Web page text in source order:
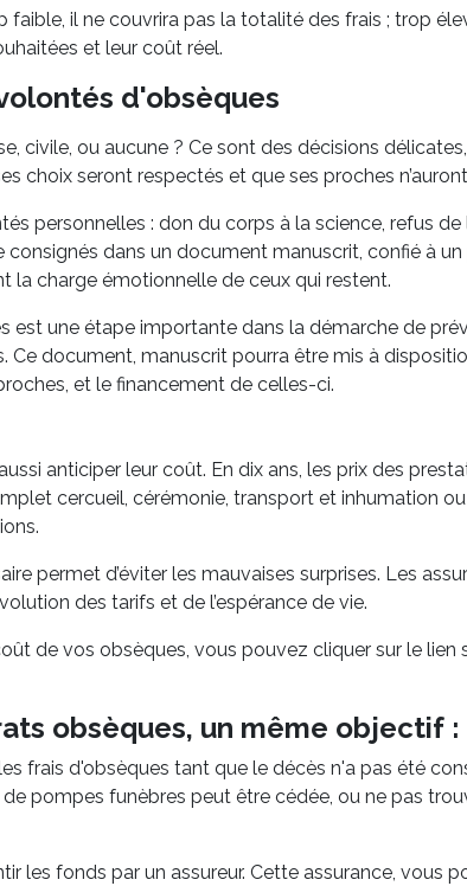
faible, il ne couvrira pas la totalité des frais ; trop
et leur coût réel.
d'obsèques
civile, ou aucune ? Ce sont des décisions
choix seront respectés et que ses proches
personnelles : don du corps à la science, refus
consignés dans un document manuscrit, confié à
la charge émotionnelle de ceux qui restent.
est une étape importante dans la démarche de
document, manuscrit pourra être mis à
et le financement de celles-ci.
anticiper leur coût. En dix ans, les prix des
cercueil, cérémonie, transport et inhumation
permet d’éviter les mauvaises surprises. Les
des tarifs et de l’espérance de vie.
de vos obsèques, vous pouvez cliquer sur le lien
obsèques, un même objectif
frais d'obsèques tant que le décès n'a pas été
pompes funèbres peut être cédée, ou ne pas
les fonds par un assureur. Cette assurance, vous